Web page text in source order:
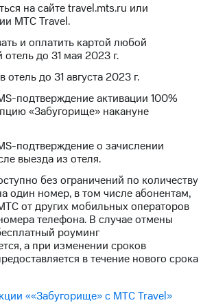
ТВ
на сайте travel.mts.ru или
МТС Travel.
и оплатить картой любой
до 31 мая 2023 г.
отель до 31 августа 2023 г.
подтверждение активации 100%
«Забугорище» накануне
подтверждение о зачислении
выезда из отеля.
без ограничений по количеству
один номер, в том числе абонентам,
от других мобильных операторов
телефона. В случае отмены
роуминг
а при изменении сроков
в течение нового срока
««Забугорище» с МТС Travel»